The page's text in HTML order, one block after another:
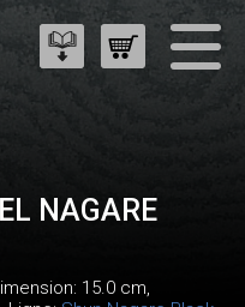
NAGARE
15.0 cm,